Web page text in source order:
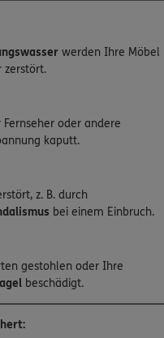
werden Ihre Möbel
zerstört.
oder andere
kaputt.
z. B. durch
bei einem Einbruch.
gestohlen oder Ihre
beschädigt.